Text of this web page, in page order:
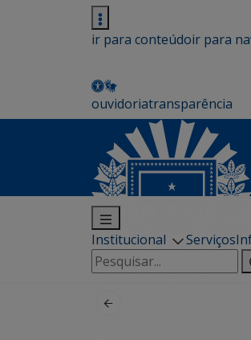
ir para conteúdoir para
ouvidoriatransparência
Institucional Serviços
Pesquisar
por: